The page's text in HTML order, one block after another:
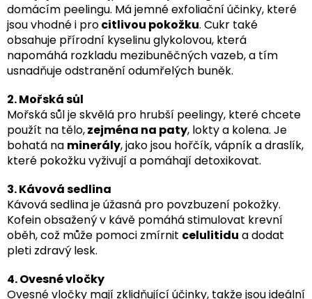
domácím peelingu. Má jemné exfoliační účinky, které
jsou vhodné i procitlivou pokožku. Cukr také
obsahuje přírodní kyselinu glykolovou, která
napomáhá rozkladu mezibuněčných vazeb, a tím
usnadňuje odstranění odumřelých buněk.
2. Mořská sůl
Mořská sůl je skvělá pro hrubší peelingy, které chcete
použít na tělo,zejména na paty, lokty a kolena. Je
bohatá na minerály, jako jsou hořčík, vápník a draslík,
které pokožku vyživují a pomáhají detoxikovat.
3. Kávová sedlina
Kávová sedlina je úžasná pro povzbuzení pokožky.
Kofein obsažený v kávě pomáhá stimulovat krevní
oběh, což může pomoci zmírnit celulitidu a dodat
pleti zdravý lesk.
4. Ovesné vločky
Ovesné vločky mají zklidňující účinky, takže jsou ideální